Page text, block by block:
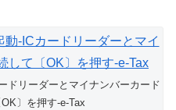
ドリーダーとマイナンバーカード
〕を押す-e-Tax